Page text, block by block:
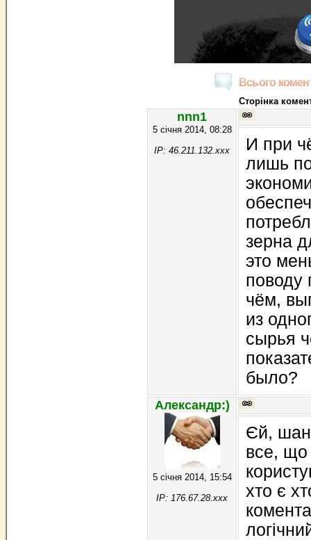
Всього
Сторінка
nnn1
5 січня 2014, 08:28
IP: 46.211.132.xxx
И при
лишь
зерна
это
поводу
чём,
из
сырья
было?
Александр:)
5 січня 2014, 15:54
IP: 176.67.28.xxx
Єй,
все, що
хто є